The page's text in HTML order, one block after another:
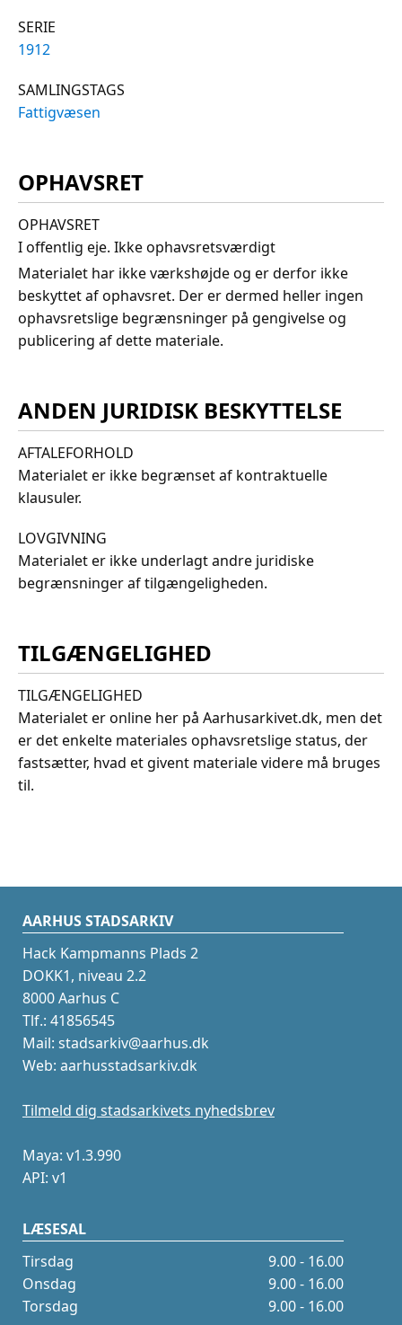
SERIE
1912
SAMLINGSTAGS
Fattigvæsen
OPHAVSRET
OPHAVSRET
I offentlig eje. Ikke ophavsretsværdigt
Materialet har ikke værkshøjde og er derfor ikke
beskyttet af ophavsret. Der er dermed heller ingen
ophavsretslige begrænsninger på gengivelse og
publicering af dette materiale.
ANDEN JURIDISK BESKYTTELSE
AFTALEFORHOLD
Materialet er ikke begrænset af kontraktuelle
klausuler.
LOVGIVNING
Materialet er ikke underlagt andre juridiske
begrænsninger af tilgængeligheden.
TILGÆNGELIGHED
TILGÆNGELIGHED
Materialet er online her på Aarhusarkivet.dk, men det
er det enkelte materiales ophavsretslige status, der
fastsætter, hvad et givent materiale videre må bruges
til.
AARHUS STADSARKIV
Hack Kampmanns Plads 2
DOKK1, niveau 2.2
8000 Aarhus C
Tlf.: 41856545
Mail: stadsarkiv@aarhus.dk
Web: aarhusstadsarkiv.dk
Tilmeld dig stadsarkivets nyhedsbrev
Maya: v1.3.990
API: v1
LÆSESAL
Tirsdag
9.00 - 16.00
Onsdag
9.00 - 16.00
Torsdag
9.00 - 16.00